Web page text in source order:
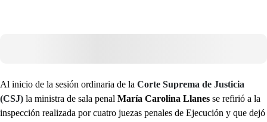
Al inicio de la sesión ordinaria de la Corte Suprema de Justicia
(CSJ) la ministra de sala penal María Carolina Llanes se refirió a la
inspección realizada por cuatro juezas penales de Ejecución y que dejó